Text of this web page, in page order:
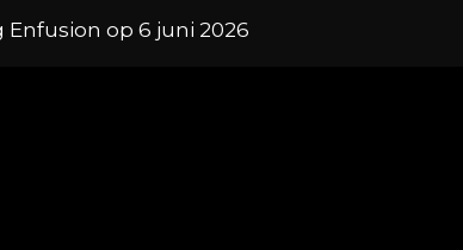
op 6 juni 2026